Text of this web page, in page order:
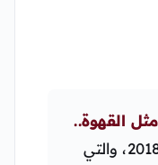
القهوة..
عام 2018، والتي